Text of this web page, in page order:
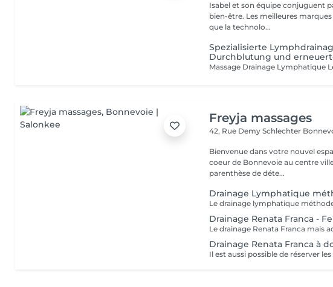
Isabel et son équipe conjuguent
bien-être. Les meilleures marques esthétiques et cosmétiques ainsi
que la technolo...
Spezialisierte
Durchblutung und
Freyja massages
42, Rue Demy Schlechter
Bienvenue dans votre nouvel
coeur de Bonnevoie au centre
parenthèse de déte...
Drainage Lymphatique
Drainage Renata Franca -
Drainage Renata Franca à